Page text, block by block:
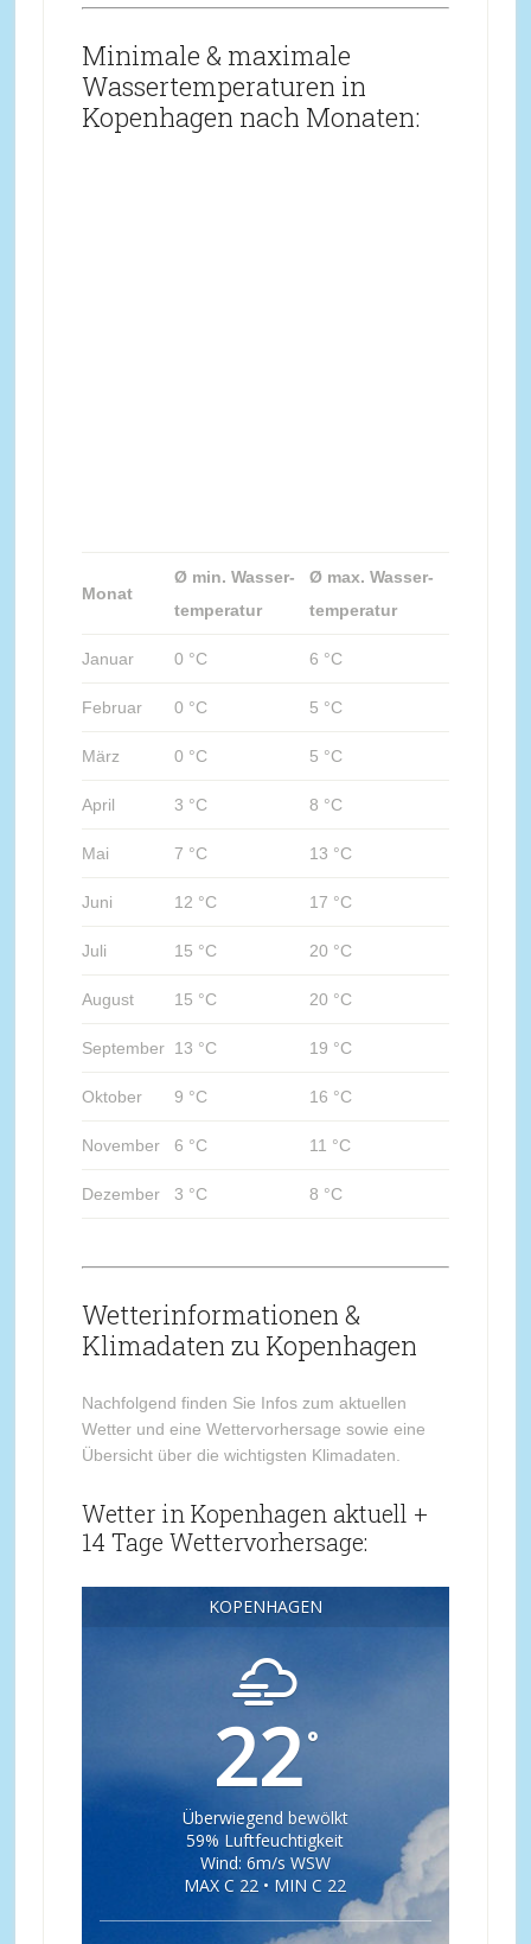
Minimale & maximale
Wassertemperaturen in
Kopenhagen nach Monaten:
Monat
Ø min. Wasser-
temperatur
Ø max. Wasser-
temperatur
Januar 0 °C 6 °C
Februar 0 °C 5 °C
März 0 °C 5 °C
April 3 °C 8 °C
Mai 7 °C 13 °C
Juni 12 °C 17 °C
Juli 15 °C 20 °C
August 15 °C 20 °C
September 13 °C 19 °C
Oktober 9 °C 16 °C
November 6 °C 11 °C
Dezember 3 °C 8 °C
Wetterinformationen &
Klimadaten zu Kopenhagen
Nachfolgend finden Sie Infos zum aktuellen
Wetter und eine Wettervorhersage sowie eine
Übersicht über die wichtigsten Klimadaten.
Wetter in Kopenhagen aktuell +
14 Tage Wettervorhersage:
KOPENHAGEN
22°
Überwiegend bewölkt
59% Luftfeuchtigkeit
Wind: 6m/s WSW
MAX C 22 • MIN C 22